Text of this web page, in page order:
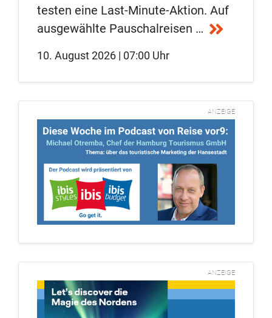
testen eine Last-Minute-Aktion. Auf
ausgewählte Pauschalreisen …
10. August 2026 | 07:00 Uhr
ANZEIGE
ANZEIGE